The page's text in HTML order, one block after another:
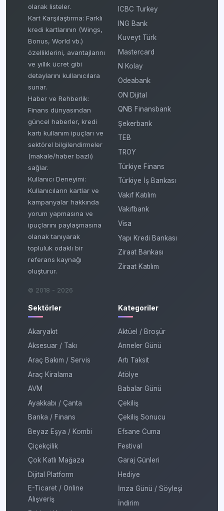
olarak listeler.
Kart Karşılaştırma: Farklı
kredi kartlarının (Wings,
Bonus, World vb.)
özelliklerini, avantajlarını
ve yıllık ücret gibi
detaylarını kullanıcılara
sunar.
Haber ve Rehberlik:
Finans dünyasından
güncel haberler, kredi
kartı kullanım ipuçları ve
sektörel bilgilendirmeler
(makale/haber bazlı)
sağlar.
Kullanıcı Deneyimi:
Kullanıcıların kartlar ve
kampanyalar hakkında
yorum yapmasına ve
ipuçlarını paylaşmasına
olanak tanıyarak
topluluk odaklı bir
referans kaynağı
oluşturur.
© 2018 - 2026
ICBC Turkey
ING Bank
Kuveyt Türk
Mastercard
N Kolay
Odeabank
ON Dijital
QNB Finansbank
Şekerbank
TEB
TROY
Türkiye Finans
Türkiye İş Bankası
Vakıf Katılım
Vakıfbank
Visa
Yapı Kredi Bankası
Ziraat Bankası
Ziraat Katılım
Sektörler
Akaryakıt
Aksesuar / Takı
Araç Bakım / Servis
Araç Kiralama
AVM
Ayakkabı / Çanta
Banka / Finans
Beyaz Eşya / Kombi
Çiçekçilik
Çok Katlı Mağaza
Dijital Platform
E-Ticaret / Online
Alışveriş
Kategoriler
Aktüel / Broşür
Anneler Günü
Artı Taksit
Atölye
Babalar Günü
Çekiliş
Çekiliş Sonucu
Efsane Cuma
Festival
Garaj Günleri
Hediye
İmza Günü / Söyleşi
İndirim